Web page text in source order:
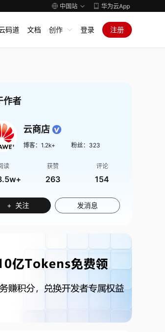
中国站 华为云App
码道 文档 创作 登录 注册
作者
云商店
博客： 1.2k+ 粉丝： 323
读 获赞
263
评论
154
+ 关注 发消息